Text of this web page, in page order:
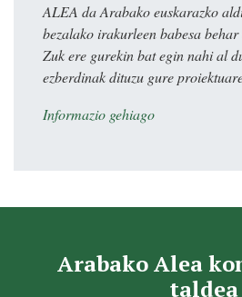
ALEA da Arabako euskarazko
bezalako irakurleen babesa
Zuk ere gurekin bat egin nahi al
ezberdinak dituzu gure
Informazio gehiago
Arabako Alea
taldea